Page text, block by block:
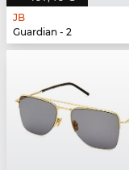
JB
Guardian - 2